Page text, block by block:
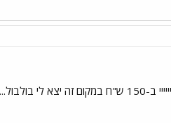
עכשיו אני מתבאס מזה דווקא שהזכרת את זה..... יודע, אתמול חשבתי לשים דטרויט, אובר, הלייקרס